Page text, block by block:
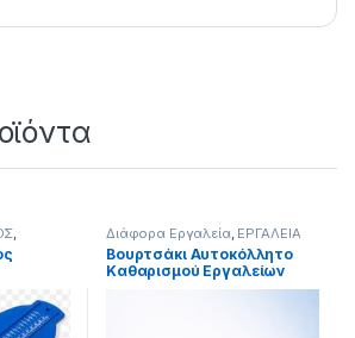
Διάφορα Εργαλεία, ΕΡΓΑΛΕΙΑ
Βουρτσάκι Αυτοκόλλητο
Καθαρισμού Εργαλείων
(Μεταλλικό & Νάιλον)